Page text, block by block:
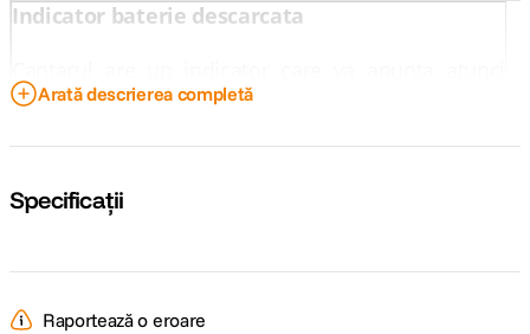
Indicator baterie descarcata
cand bateria este descarcata si trebuie inlocuita.
Arată descrierea completă
Specificații
Raportează o eroare